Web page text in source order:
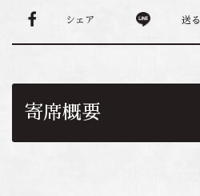
シェア 送る
寄席概要